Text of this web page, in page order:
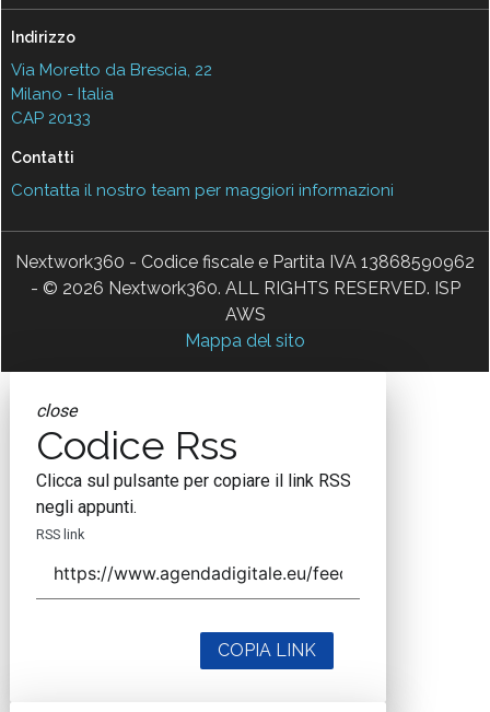
Indirizzo
Via Moretto da Brescia, 22
Milano - Italia
CAP 20133
Contatti
Contatta il nostro team per maggiori informazioni
Nextwork360 - Codice fiscale e Partita IVA 13868590962
- © 2026 Nextwork360. ALL RIGHTS RESERVED. ISP
AWS
Mappa del sito
close
Codice Rss
Clicca sul pulsante per copiare il link RSS
negli appunti.
RSS link
COPIA LINK